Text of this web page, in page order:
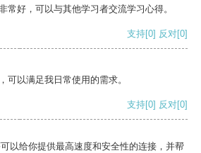
常好，可以与其他学习者交流学习心得。
支持[0] 反对[0]
可以满足我日常使用的需求。
支持[0] 反对[0]
以给你提供最高速度和安全性的连接，并帮